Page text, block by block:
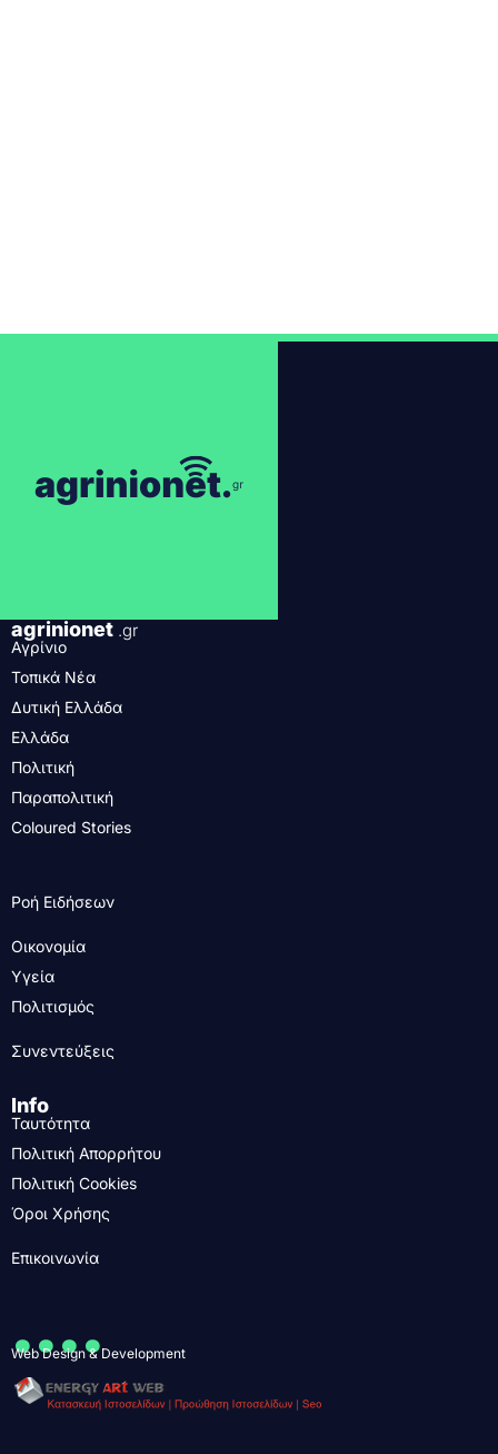
agrinionet .gr
Αγρίνιο
Τοπικά Νέα
Δυτική Ελλάδα
Ελλάδα
Πολιτική
Παραπολιτική
Coloured Stories
Ροή Ειδήσεων
Οικονομία
Υγεία
Πολιτισμός
Συνεντεύξεις
Info
Ταυτότητα
Πολιτική Απορρήτου
Πολιτική Cookies
Όροι Χρήσης
Επικοινωνία
....
Web Design & Development